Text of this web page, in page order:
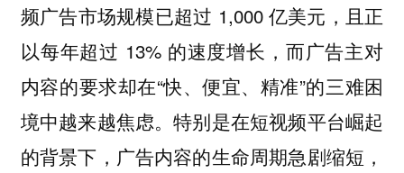
频广告市场规模已超过 1,000 亿美元，且正
以每年超过 13% 的速度增长，而广告主对
内容的要求却在“快、便宜、精准”的三难困
境中越来越焦虑。特别是在短视频平台崛起
的背景下，广告内容的生命周期急剧缩短，